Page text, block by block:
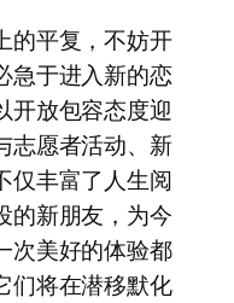
的平复，不妨开
急于进入新的恋
开放包容态度迎
志愿者活动、新
仅丰富了人生阅
的新朋友，为今
次美好的体验都
们将在潜移默化